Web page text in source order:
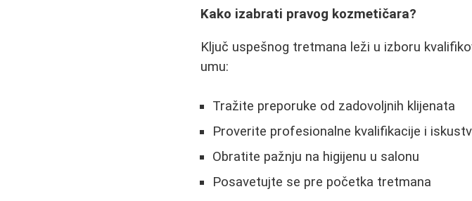
Kako izabrati pravog kozmetičara?
Ključ uspešnog tretmana leži u izboru
umu:
Tražite preporuke od zadovoljnih klijenata
Proverite profesionalne kvalifikacije i
Obratite pažnju na higijenu u salonu
Posavetujte se pre početka tretmana